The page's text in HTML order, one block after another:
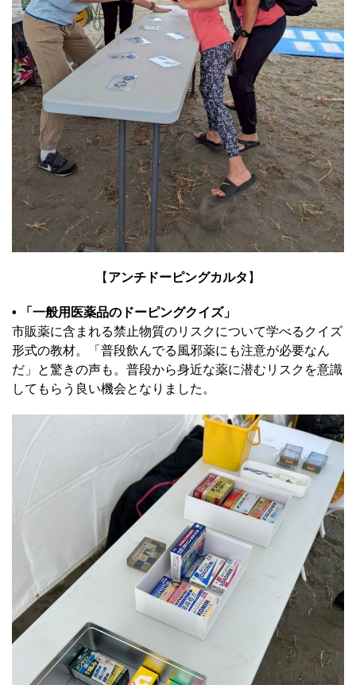
【 アンチドーピングカルタ 】
• 「一般用医薬品のドーピングクイズ」
市販薬に含まれる禁止物質のリスクについて学べるクイズ
形式の教材。「普段飲んでる風邪薬にも注意が必要なん
だ」と驚きの声も。普段から身近な薬に潜むリスクを意識
してもらう良い機会となりました。